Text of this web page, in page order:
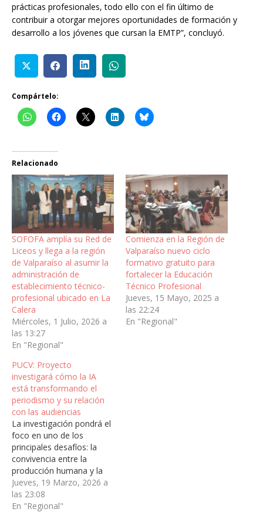
prácticas profesionales, todo ello con el fin último de
contribuir a otorgar mejores oportunidades de formación y
desarrollo a los jóvenes que cursan la EMTP”, concluyó.
Compártelo:
Relacionado
SOFOFA amplía su Red de
Liceos y llega a la región
de Valparaíso al asumir la
administración de
establecimiento técnico-
profesional ubicado en La
Calera
Miércoles, 1 Julio, 2026 a
las 13:27
En "Regional"
Comienza en la Región de
Valparaíso nuevo ciclo
formativo gratuito para
fortalecer la Educación
Técnico Profesional
Jueves, 15 Mayo, 2025 a
las 22:24
En "Regional"
PUCV: Proyecto
investigará cómo la IA
está transformando el
periodismo y su relación
con las audiencias
La investigación pondrá el
foco en uno de los
principales desafíos: la
convivencia entre la
producción humana y la
generación automatizada
de
contenidos.Comprender
Jueves, 19 Marzo, 2026 a
las 23:08
En "Regional"